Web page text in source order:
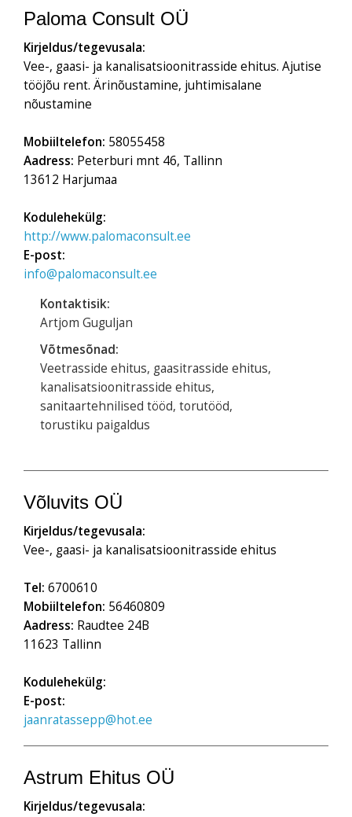
Paloma Consult OÜ
Kirjeldus/tegevusala:
Vee-, gaasi- ja kanalisatsioonitrasside ehitus. Ajutise
tööjõu rent. Ärinõustamine, juhtimisalane
nõustamine
Mobiiltelefon: 58055458
Aadress: Peterburi mnt 46, Tallinn
13612 Harjumaa
Kodulehekülg:
http://www.palomaconsult.ee
E-post:
info@palomaconsult.ee
Kontaktisik:
Artjom Guguljan
Võtmesõnad:
Veetrasside ehitus, gaasitrasside ehitus,
kanalisatsioonitrasside ehitus,
sanitaartehnilised tööd, torutööd,
torustiku paigaldus
Võluvits OÜ
Kirjeldus/tegevusala:
Vee-, gaasi- ja kanalisatsioonitrasside ehitus
Tel: 6700610
Mobiiltelefon: 56460809
Aadress: Raudtee 24B
11623 Tallinn
Kodulehekülg:
E-post:
jaanratassepp@hot.ee
Astrum Ehitus OÜ
Kirjeldus/tegevusala: